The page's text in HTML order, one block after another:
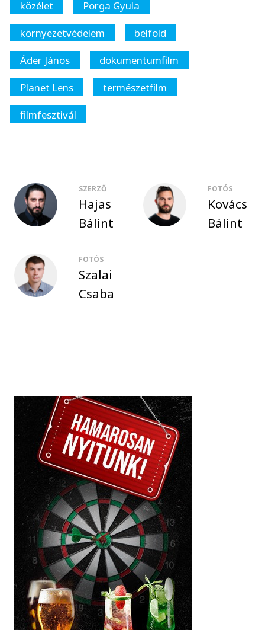
közélet
Porga Gyula
környezetvédelem
belföld
Áder János
dokumentumfilm
Planet Lens
természetfilm
filmfesztivál
SZERZŐ
Hajas
Bálint
FOTÓS
Kovács
Bálint
FOTÓS
Szalai
Csaba